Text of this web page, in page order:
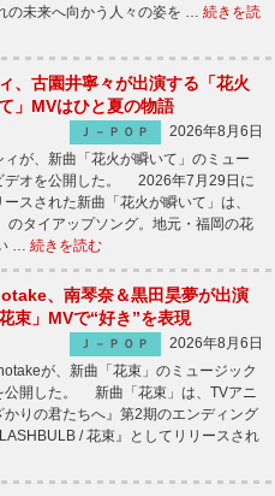
の未来へ向かう人々の姿を … 続きを読
、古園井寧々が出演する「花火
」MVはひと夏の物語
Ｊ－ＰＯＰ
2026年8月6日
が、新曲「花火が瞬いて」のミュー
デオを公開した。 2026年7月29日に
ースされた新曲「花火が瞬いて」は、
のタイアップソング。地元・福岡の花
… 続きを読む
、南琴奈＆黒田昊夢が出演
束」MVで“好き”を表現
Ｊ－ＰＯＰ
2026年8月6日
が、新曲「花束」のミュージック
公開した。 新曲「花束」は、TVアニ
かりの君たちへ』第2期のエンディング
/ 花束』としてリリースされ